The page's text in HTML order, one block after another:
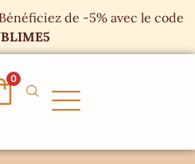
de -5% avec le code
0